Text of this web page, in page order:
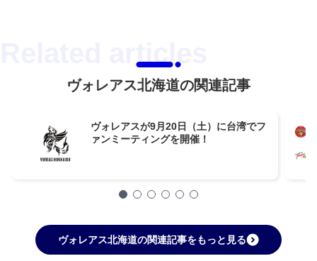
ヴォレアス北海道の関連記事
ヴォレアスが9月20日（土）に台湾でフ
ァンミーティングを開催！
ヴォレアス北海道の関連記事をもっと見る